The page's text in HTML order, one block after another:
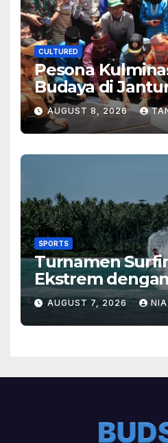
CULTURED
Pesona
Budaya di
Kalimantan
AUGUST 8, 2026
SPORTS
Turnamen
Ekstrem
Besar
AUGUST 7, 2026